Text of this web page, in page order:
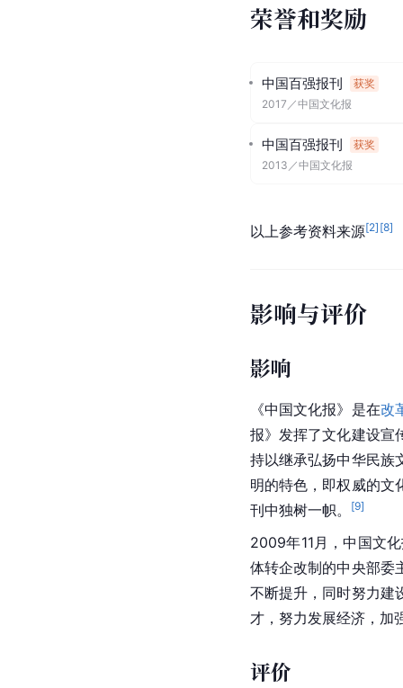
荣誉和奖励
中国百强报刊
获奖
2017 ／中国文化报
中国百强报刊
获奖
2013 ／中国文化报
以上参考资料来源[2] [8]
影响与评价
影响
《中国文化报》是在改
报》发挥了文化建设宣
持以继承弘扬中华民族
明的特色，即权威的文
刊中独树一帜。
[9]
2009年11月，中国文
体转企改制的中央部委
不断提升，同时努力建
才，努力发展经济，加
评价